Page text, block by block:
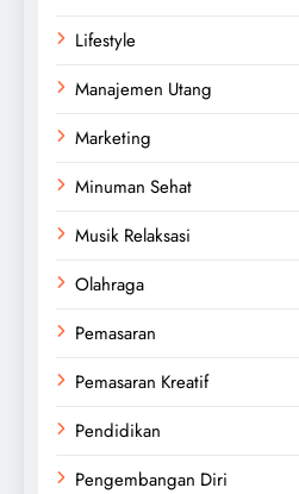
Lifestyle
Manajemen Utang
Marketing
Minuman Sehat
Musik Relaksasi
Olahraga
Pemasaran
Pemasaran Kreatif
Pendidikan
Pengembangan Diri